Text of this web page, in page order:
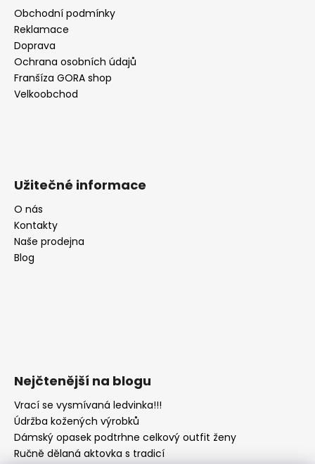
Obchodní podmínky
Reklamace
Doprava
Ochrana osobních údajů
Franšíza GORA shop
Velkoobchod
Užitečné informace
O nás
Kontakty
Naše prodejna
Blog
Nejčtenější na blogu
Vrací se vysmívaná ledvinka!!!
Údržba kožených výrobků
Dámský opasek podtrhne celkový outfit ženy
Ručně dělaná aktovka s tradicí